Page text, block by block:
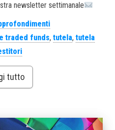
newsletter settimanale
traded funds, tutela, tutela
tutto